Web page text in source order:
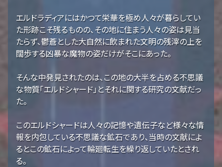
エルドラディアにはかつて栄華を極め人々が暮らしてい
た形跡こそ残るものの、その地に住まう人々の姿は見当
たらず、鬱蒼とした大自然に飲まれた文明の残滓の上を
闊歩する凶暴な魔物の姿だけがそこにあった。
そんな中発見されたのは、この地の大半を占める不思議
な物質「エルドシャード」とそれに関する研究の文献だっ
た。
このエルドシャードは人々の記憶や遺伝子など様々な情
報を内包している不思議な鉱石であり、当時の文献によ
るとこの鉱石によって輪廻転生を繰り返していたとされ
る。